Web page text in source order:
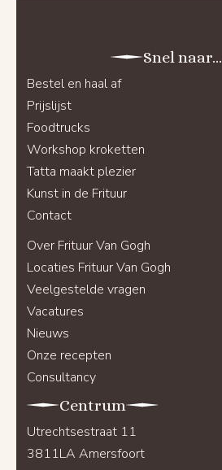
Snel naar...
Bestel en haal af
Prijslijst
Foodtrucks
Workshop kroketten
Tatta maakt plezier
Kunst in de Frituur
Contact
Over Frituur Van Gogh
Locaties Frituur Van Gogh
Veelgestelde vragen
Vacatures
Nieuws
Onze recepten
Consultancy
Centrum
Utrechtsestraat 11
3811LA Amersfoort